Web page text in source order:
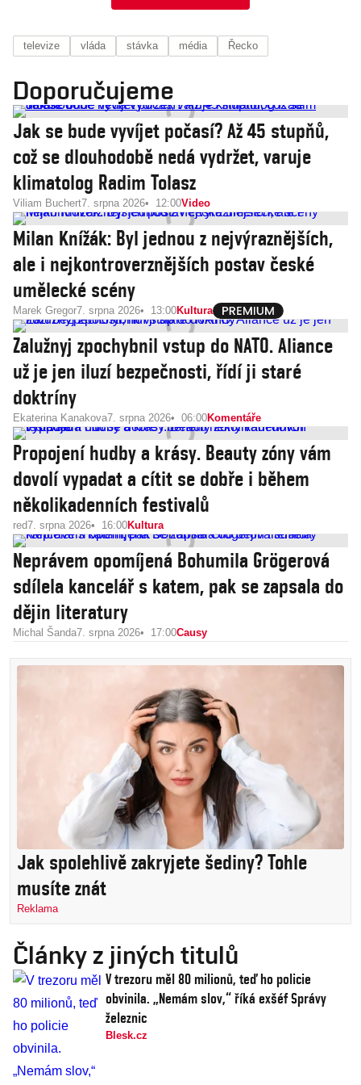
televize vláda stávka média Řecko
Doporučujeme
Jak se bude vyvíjet počasí? Až 45 stupňů,
což se dlouhodobě nedá vydržet, varuje
klimatolog Radim Tolasz
Viliam Buchert7. srpna 2026 12:00Video
Milan Knížák: Byl jednou z nejvýraznějších,
ale i nejkontroverznějších postav české
umělecké scény
Marek Gregor7. srpna 2026 13:00Kultura
Zalužnyj zpochybnil vstup do NATO. Aliance
už je jen iluzí bezpečnosti, řídí ji staré
doktríny
Ekaterina Kanakova7. srpna 2026 06:00Komentáře
Propojení hudby a krásy. Beauty zóny vám
dovolí vypadat a cítit se dobře i během
několikadenních festivalů
red7. srpna 2026 16:00Kultura
Neprávem opomíjená Bohumila Grögerová
sdílela kancelář s katem, pak se zapsala do
dějin literatury
Michal Šanda7. srpna 2026 17:00Causy
Jak spolehlivě zakryjete šediny? Tohle
musíte znát
Reklama
Články z jiných titulů
V trezoru měl 80 milionů, teď ho policie
obvinila. „Nemám slov,“ říká exšéf Správy
železnic
Blesk.cz